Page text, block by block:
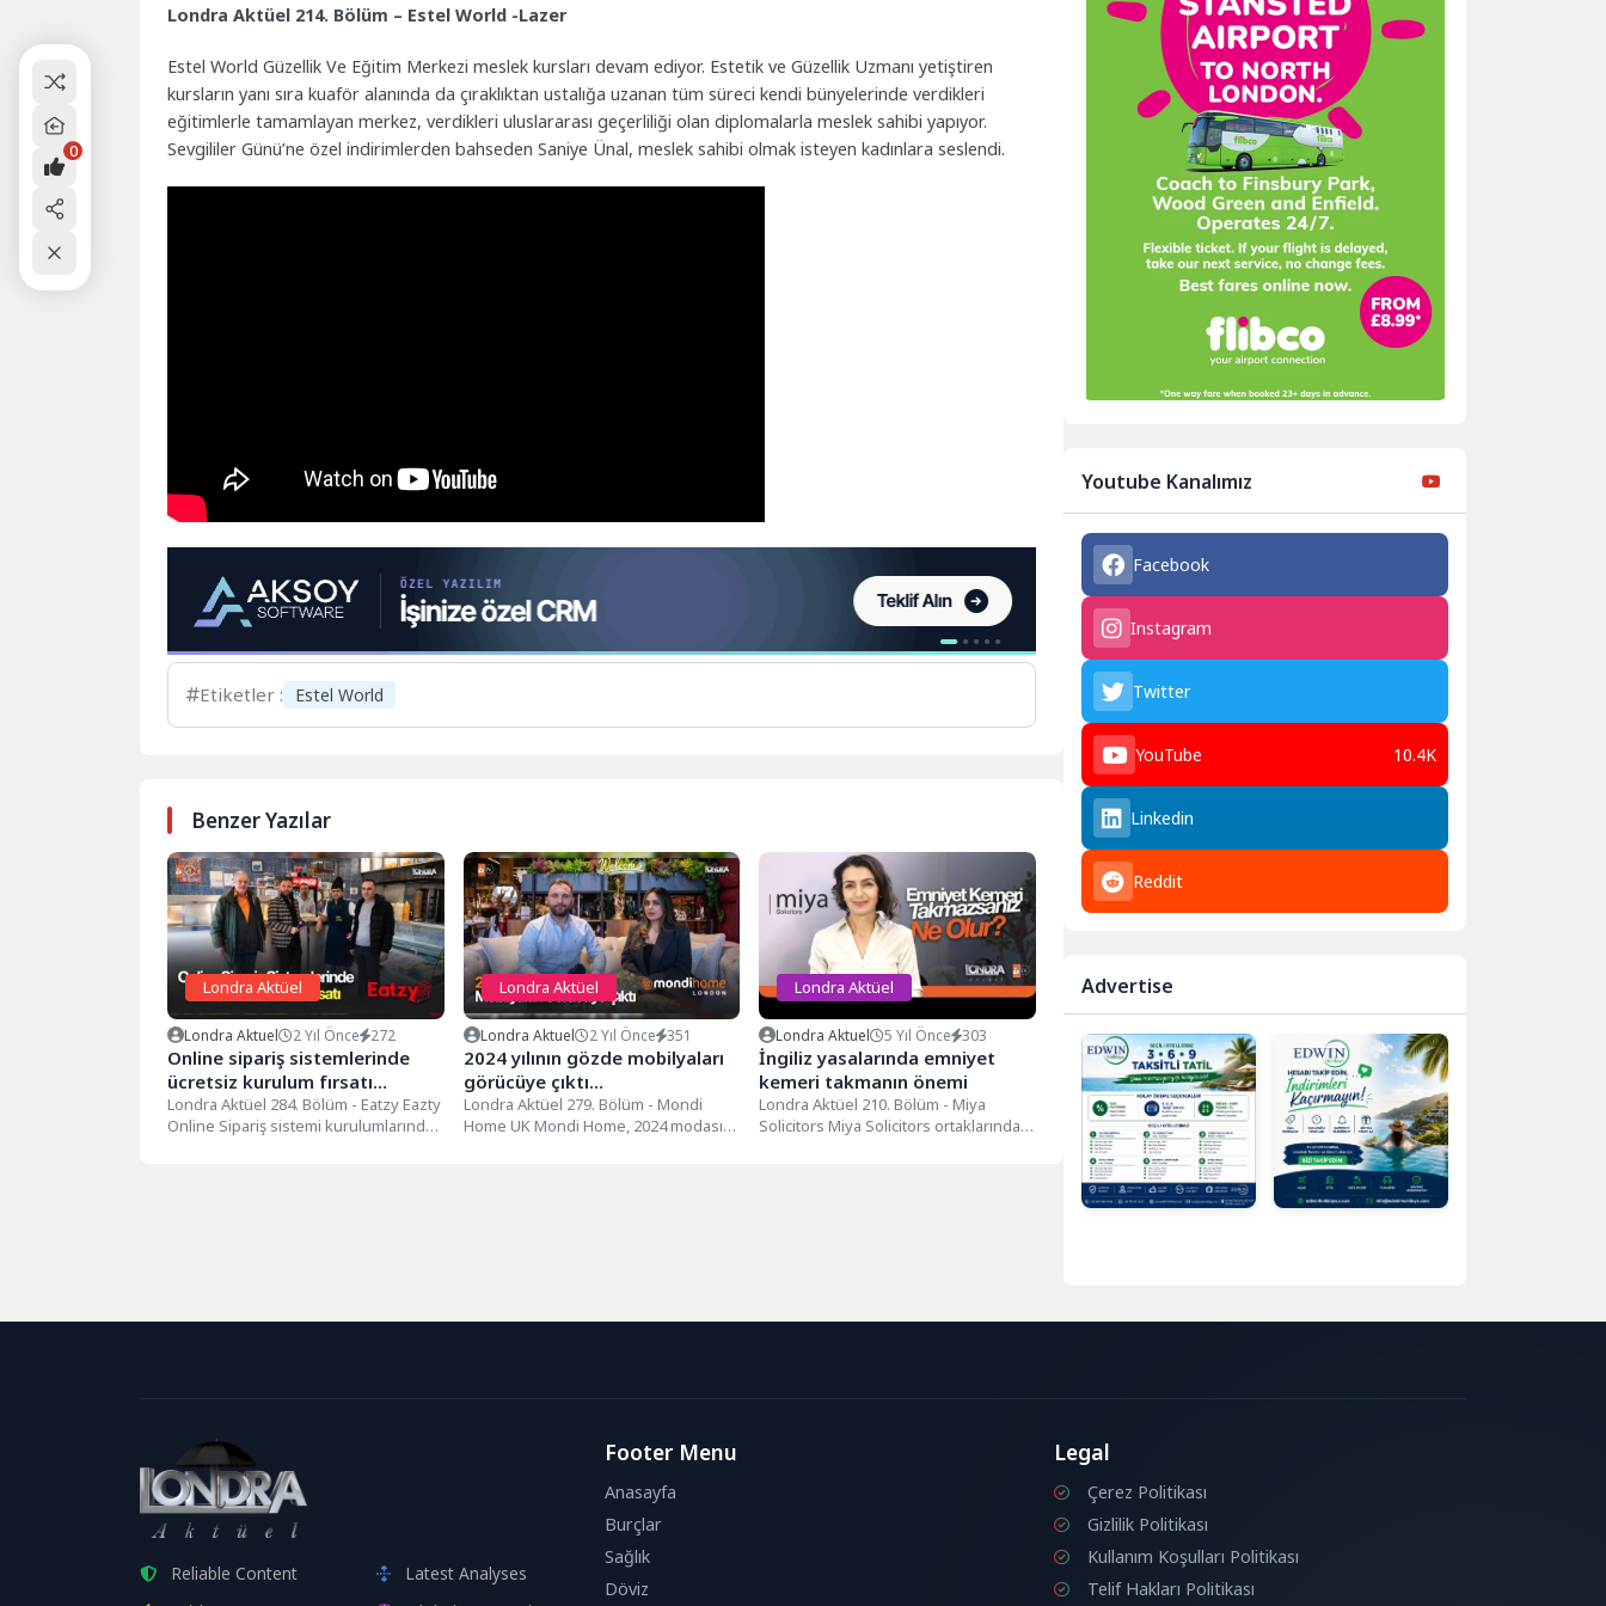
Londra Aktüel 214. Bölüm – Estel World -Lazer
Estel World Güzellik Ve Eğitim Merkezi meslek kursları devam ediyor. Estetik ve Güzellik Uzmanı yetiştiren
kursların yanı sıra kuaför alanında da çıraklıktan ustalığa uzanan tüm süreci kendi bünyelerinde verdikleri
eğitimlerle tamamlayan merkez, verdikleri uluslararası geçerliliği olan diplomalarla meslek sahibi yapıyor.
Sevgililer Günü’ne özel indirimlerden bahseden Saniye Ünal, meslek sahibi olmak isteyen kadınlara seslendi.
Etiketler : Estel World
Benzer Yazılar
Londra Aktüel
Londra Aktuel 2 Yıl Önce 272
Online sipariş sistemlerinde
ücretsiz kurulum fırsatı…
Londra Aktüel 284. Bölüm - Eatzy Eazty
Online Sipariş sistemi kurulumlarında
Londra Aktüel
Londra Aktuel 2 Yıl Önce 351
2024 yılının gözde mobilyaları
görücüye çıktı…
Londra Aktüel 279. Bölüm - Mondi
Home UK Mondi Home, 2024 modasını
Londra Aktüel
Londra Aktuel 5 Yıl Önce 303
İngiliz yasalarında emniyet
kemeri takmanın önemi
Londra Aktüel 210. Bölüm - Miya
Solicitors Miya Solicitors ortaklarından
Youtube Kanalımız
Facebook
Instagram
Twitter
YouTube 10.4K
Linkedin
Reddit
Advertise
Reliable Content
Latest Analyses
Footer Menu
Anasayfa
Burçlar
Sağlık
Döviz
Legal
Çerez Politikası
Gizlilik Politikası
Kullanım Koşulları Politikası
Telif Hakları Politikası
0